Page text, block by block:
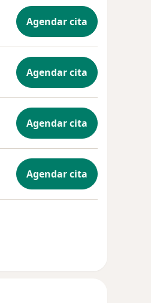
Agendar cita
Agendar cita
Agendar cita
Agendar cita